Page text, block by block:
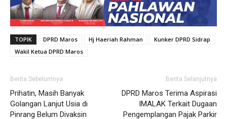
TOPIK DPRD Maros Hj Haeriah Rahman
Kunker DPRD Sidrap
Wakil Ketua DPRD Maros
Berita Sebelumnya
Prihatin, Masih Banyak
Golangan Lanjut Usia di
Pinrang Belum Divaksin
Berita Selanjutnya
DPRD Maros Terima Aspirasi
IMALAK Terkait Dugaan
Pengemplangan Pajak Parkir